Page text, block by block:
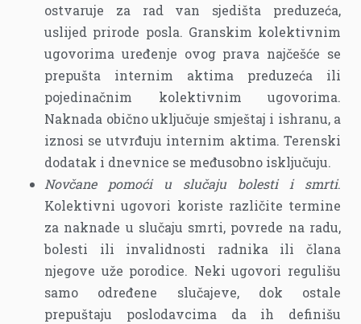
ostvaruje za rad van sjedišta preduzeća,
uslijed prirode posla. Granskim kolektivnim
ugovorima uređenje ovog prava najčešće se
prepušta internim aktima preduzeća ili
pojedinačnim kolektivnim ugovorima.
Naknada obično uključuje smještaj i ishranu, a
iznosi se utvrđuju internim aktima. Terenski
dodatak i dnevnice se međusobno isključuju.
Novčane pomoći u slučaju bolesti i smrti.
Kolektivni ugovori koriste različite termine
za naknade u slučaju smrti, povrede na radu,
bolesti ili invalidnosti radnika ili člana
njegove uže porodice. Neki ugovori regulišu
samo određene slučajeve, dok ostale
prepuštaju poslodavcima da ih definišu